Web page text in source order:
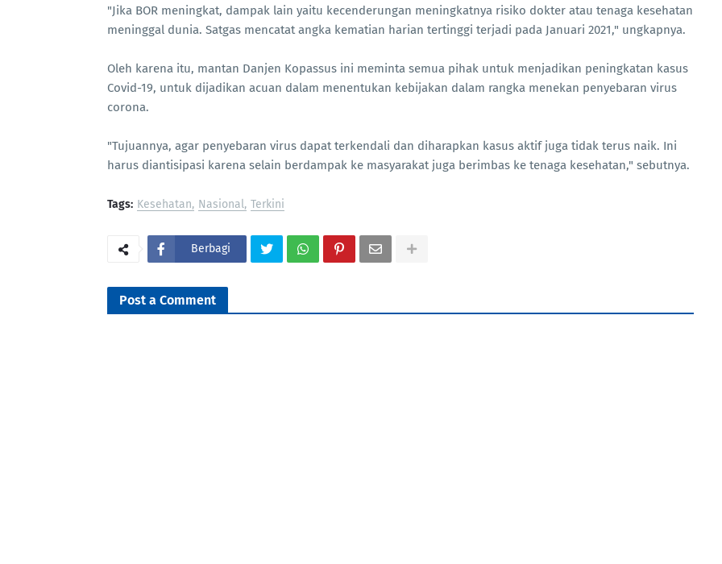
"Jika BOR meningkat, dampak lain yaitu kecenderungan meningkatnya risiko dokter atau tenaga kesehatan
meninggal dunia. Satgas mencatat angka kematian harian tertinggi terjadi pada Januari 2021," ungkapnya.
Oleh karena itu, mantan Danjen Kopassus ini meminta semua pihak untuk menjadikan peningkatan kasus
Covid-19, untuk dijadikan acuan dalam menentukan kebijakan dalam rangka menekan penyebaran virus
corona.
"Tujuannya, agar penyebaran virus dapat terkendali dan diharapkan kasus aktif juga tidak terus naik. Ini
harus diantisipasi karena selain berdampak ke masyarakat juga berimbas ke tenaga kesehatan," sebutnya.
Tags: Kesehatan Nasional Terkini
Berbagi
Post a Comment